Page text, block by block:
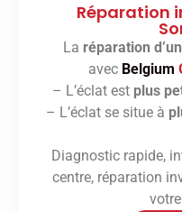
Réparation
La réparation
avec Belgium
– L’éclat est plus
– L’éclat se situe à
Diagnostic rapide,
centre, réparation